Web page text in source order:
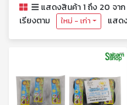
แสดงสินค้า 1 ถึง 20 จาก
เรียงตาม
ใหม่ - เก่า แสด